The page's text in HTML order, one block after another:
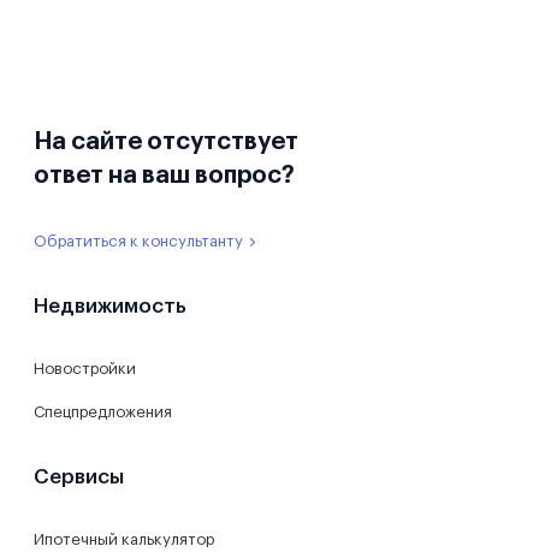
На сайте отсутствует
ответ на ваш вопрос?
Обратиться к консультанту
Недвижимость
Новостройки
Спецпредложения
Сервисы
Ипотечный калькулятор